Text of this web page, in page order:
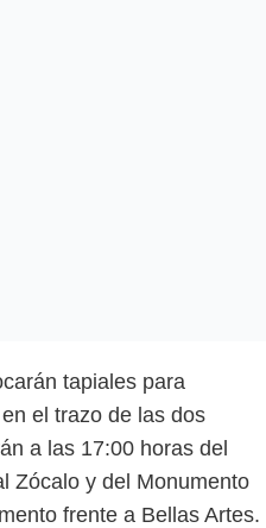
tapiales para
el trazo de las dos
a las 17:00 horas del
Zócalo y del Monumento
frente a Bellas Artes.